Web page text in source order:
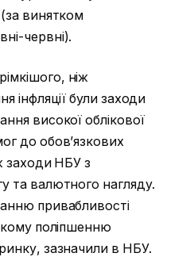
(за винятком
червні).
ніж
інфляції були заходи
високої облікової
до обов’язкових
заходи НБУ з
та валютного нагляду.
привабливості
поліпшенню
зазначили в НБУ.